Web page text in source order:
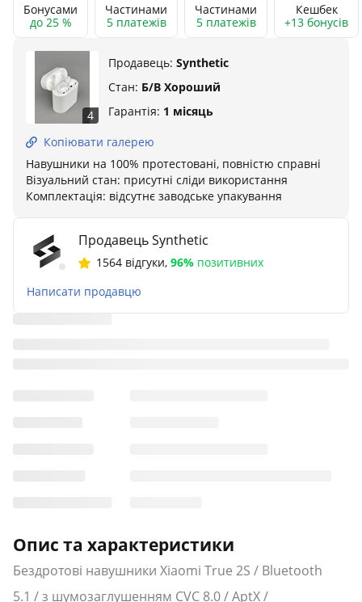
Бонусами
до 25 %
Частинами
5 платежів
Частинами
5 платежів
Кешбек
+13 бонусів
4
Продавець: Synthetic
Стан: Б/В Хороший
Гарантія: 1 місяць
Копіювати галерею
Навушники на 100% протестовані, повністю справні
Візуальний стан: присутні сліди використання
Комплектація: відсутнє заводське упакування
Продавець Synthetic
1564 відгуки, 96% позитивних
Написати продавцю
Опис та характеристики
Бездротові навушники Xiaomi True 2S / Bluetooth
5.1 / з шумозаглушенням CVC 8.0 / AptX /